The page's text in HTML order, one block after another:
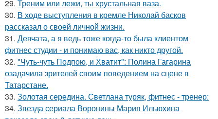
29. Треним или лежи, ты хрустальная ваза.
30. В ходе выступления в кремле Николай басков
рассказал о своей личной жизни.
31. Девчата, а я ведь тоже когда-то была клиентом
фитнес студии - и понимаю вас, как никто другой.
32. "Чуть-чуть Подпою, и Хватит": Полина Гагарина
озадачила зрителей своим поведением на сцене в
Татарстане.
33. Золотая середина. Светлана туряк, фитнес - тренер:
34. Звезда сериала Воронины Мария Ильюхина